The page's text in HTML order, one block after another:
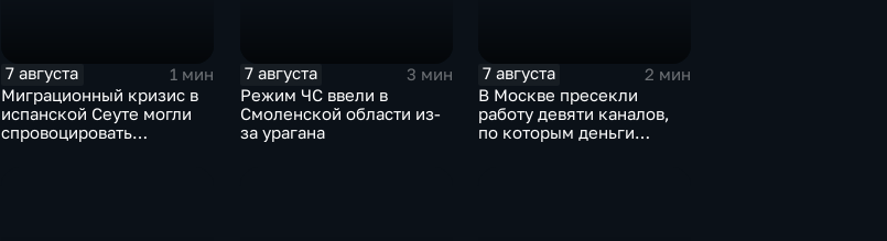
7 августа
1 мин
Миграционный кризис в
испанской Сеуте могли
спровоцировать
7 августа
3 мин
Режим ЧС ввели в
Смоленской области из-
за урагана
7 августа
2 мин
В Москве пресекли
работу девяти каналов,
по которым деньги